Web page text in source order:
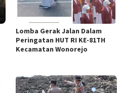
Lomba Gerak Jalan Dalam
Peringatan HUT RI KE-81TH
Kecamatan Wonorejo